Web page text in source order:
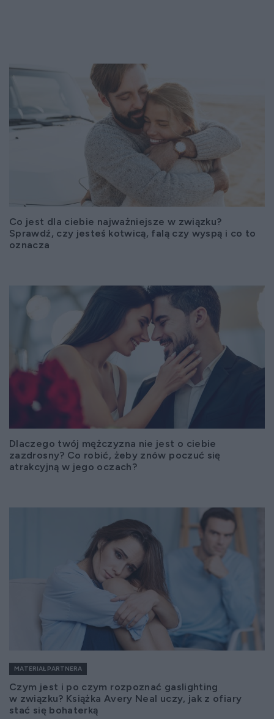
Co jest dla ciebie najważniejsze w związku?
Sprawdź, czy jesteś kotwicą, falą czy wyspą i co to
oznacza
Dlaczego twój mężczyzna nie jest o ciebie
zazdrosny? Co robić, żeby znów poczuć się
atrakcyjną w jego oczach?
MATERIAŁ PARTNERA
Czym jest i po czym rozpoznać gaslighting
w związku? Książka Avery Neal uczy, jak z ofiary
stać się bohaterką